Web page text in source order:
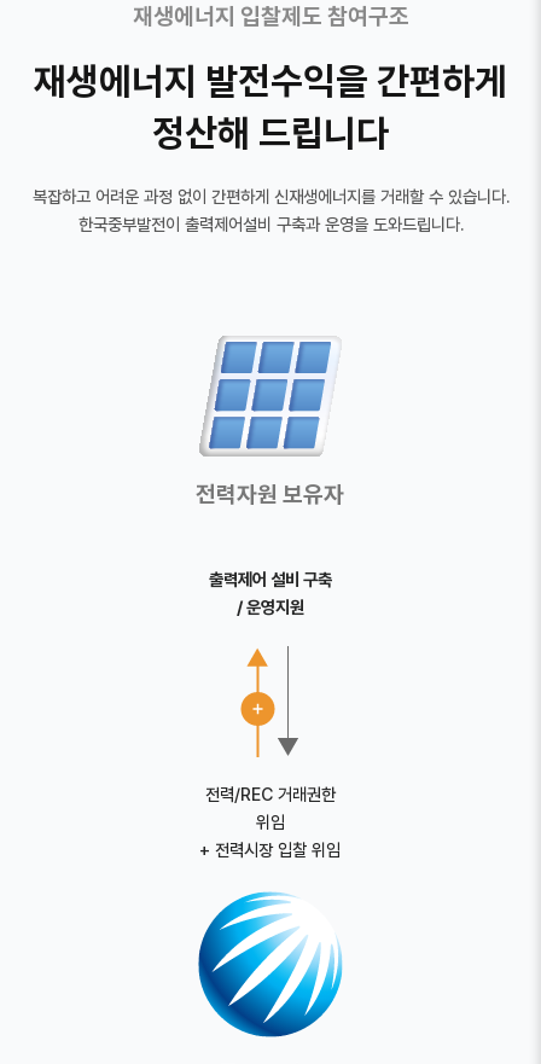
재생에너지 입찰제도 참여구조
재생에너지 발전수익을 간편하게
정산해 드립니다
복잡하고 어려운 과정 없이 간편하게 신재생에너지를 거래할 수 있습니다.
한국중부발전이 출력제어설비 구축과 운영을 도와드립니다.
전력자원 보유자
출력제어 설비 구축
/ 운영지원
전력/REC 거래권한
위임
+ 전력시장 입찰 위임